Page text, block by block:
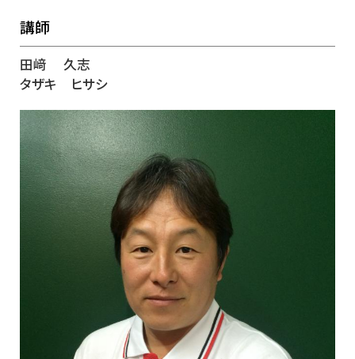
講師
田﨑 久志
タザキ ヒサシ